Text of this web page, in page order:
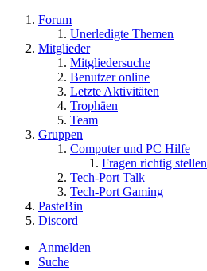
Forum
Unerledigte Themen
Mitglieder
Mitgliedersuche
Benutzer online
Letzte Aktivitäten
Trophäen
Team
Gruppen
Computer und PC Hilfe
Fragen richtig stellen
Tech-Port Talk
Tech-Port Gaming
PasteBin
Discord
Anmelden
Suche